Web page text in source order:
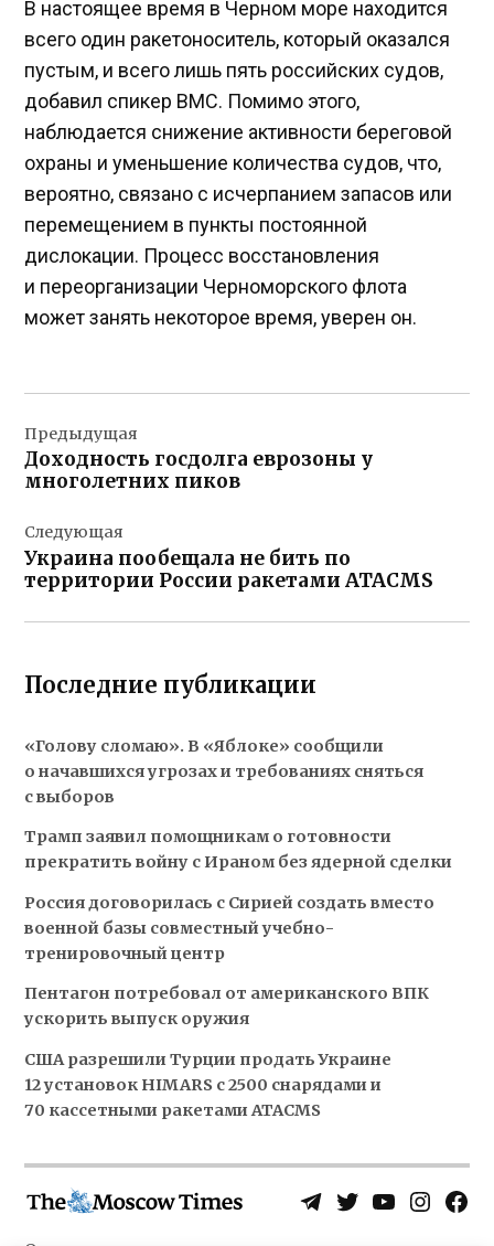
В настоящее время в Черном море находится
всего один ракетоноситель, который оказался
пустым, и всего лишь пять российских судов,
добавил спикер ВМС. Помимо этого,
наблюдается снижение активности береговой
охраны и уменьшение количества судов, что,
вероятно, связано с исчерпанием запасов или
перемещением в пункты постоянной
дислокации. Процесс восстановления
и переорганизации Черноморского флота
может занять некоторое время, уверен он.
по
записям
Предыдущая
Доходность госдолга еврозоны у
многолетних пиков
Следующая
Украина пообещала не бить по
территории России ракетами ATACMS
Последние публикации
«Голову сломаю». В «Яблоке» сообщили
о начавшихся угрозах и требованиях сняться
с выборов
Трамп заявил помощникам о готовности
прекратить войну с Ираном без ядерной сделки
Россия договорилась с Сирией создать вместо
военной базы совместный учебно-
тренировочный центр
Пентагон потребовал от американского ВПК
ускорить выпуск оружия
США разрешили Турции продать Украине
12 установок HIMARS с 2500 снарядами и
70 кассетными ракетами ATACMS
Telegram
TwitterYouTubeInstagram